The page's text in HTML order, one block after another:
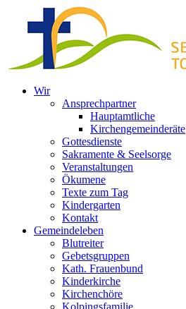
Inhalt
springen
Wir
Ansprechpartner
Hauptamtliche
Kirchengemeinderäte
Gottesdienste
Sakramente & Seelsorge
Veranstaltungen
Ökumene
Texte zum Tag
Kindergarten
Kontakt
Gemeindeleben
Blutreiter
Gebetsgruppen
Kath. Frauenbund
Kinderkirche
Kirchenchöre
Kolpingsfamilie